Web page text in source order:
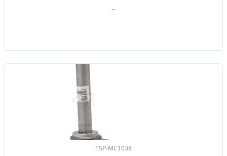
--
TSP-MC1038